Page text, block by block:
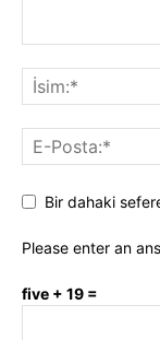
Bir dahaki
Please enter an
five + 19 =